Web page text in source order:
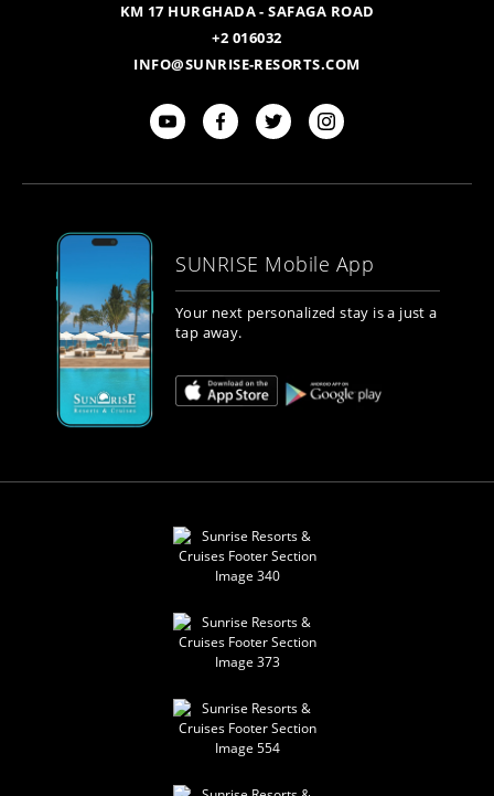
KM 17 HURGHADA - SAFAGA ROAD
+2 016032
INFO@SUNRISE-RESORTS.COM
SUNRISE Mobile App
Your next personalized stay is a just a
tap away.